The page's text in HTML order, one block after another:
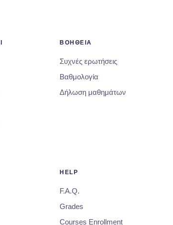
ΒΟΗΘΕΙΑ
Συχνές ερωτήσεις
Βαθμολογία
Δήλωση μαθημάτων
HELP
F.A.Q.
Grades
Courses Enrollment